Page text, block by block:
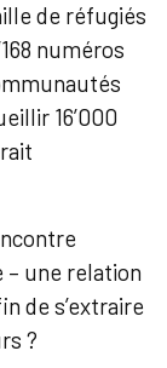
de réfugiés
numéros
16’000
– une relation
de s’extraire
?